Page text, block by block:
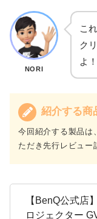
NORI
こ
ク
よ！
紹介する商
今回紹介する製品は
ただき先行レビュー
【BenQ公式店
ロジェクター